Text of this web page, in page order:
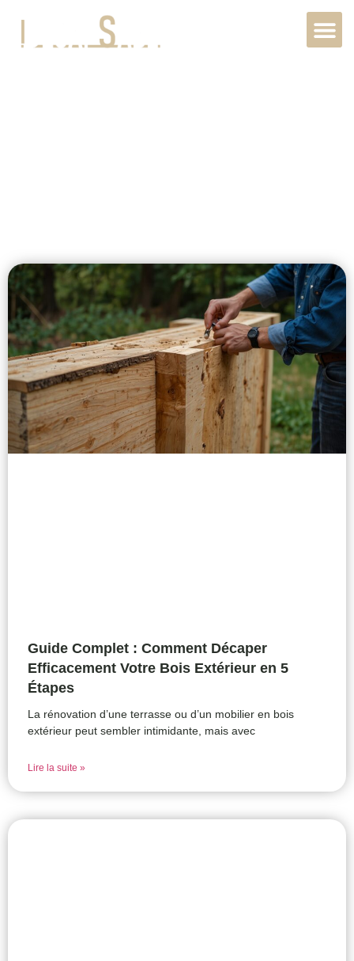
Guide Complet : Comment Décaper
Efficacement Votre Bois Extérieur en 5
Étapes
La rénovation d’une terrasse ou d’un mobilier en bois
extérieur peut sembler intimidante, mais avec
Lire la suite »